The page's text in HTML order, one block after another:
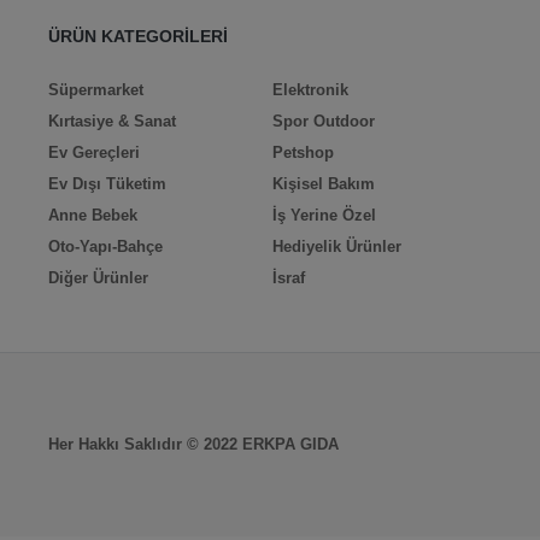
ÜRÜN KATEGORİLERİ
Süpermarket
Elektronik
Kırtasiye & Sanat
Spor Outdoor
Ev Gereçleri
Petshop
Ev Dışı Tüketim
Kişisel Bakım
Anne Bebek
İş Yerine Özel
Oto-Yapı-Bahçe
Hediyelik Ürünler
Diğer Ürünler
İsraf
Her Hakkı Saklıdır © 2022 ERKPA GIDA